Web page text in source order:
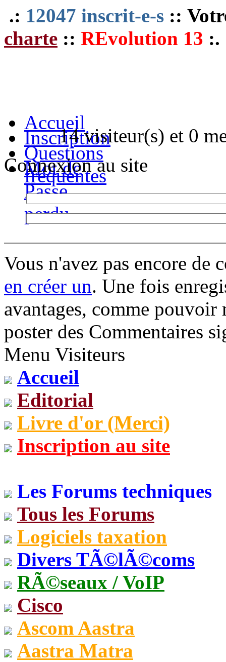
.: 12047 inscrit-e-s ::
charte :: REvolution 13 :.
14 visiteur(s) et 0
Accueil
Inscription
Questions
fréquentes
Mot de
Passe
perdu
Connexion au site
Vous n'avez pas encore de
en créer un. Une fois
avantages, comme
poster des Commentaires
Menu Visiteurs
Accueil
Editorial
Livre d'or (Merci)
Inscription au site
Les Forums techniques
Tous les Forums
Logiciels taxation
Divers TÃ©lÃ©coms
RÃ©seaux / VoIP
Cisco
Ascom Aastra
Aastra Matra